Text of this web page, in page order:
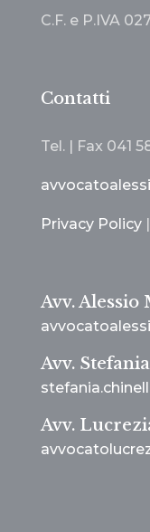
C.F. e P.IVA
Contatti
Tel. | Fax 041
Privacy Policy |
Avv. Alessio
Avv.
Avv.